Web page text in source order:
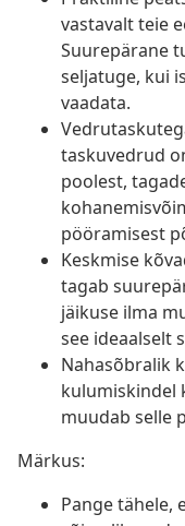
vastavalt teie
Suurepärane
seljatuge, kui
vaadata.
taskuvedrud
poolest,
pööramisest
Keskmise
tagab
jäikuse ilma
see ideaalselt
Nahasõbralik
kulumiskindel
muudab selle
Märkus:
Pange tähele,